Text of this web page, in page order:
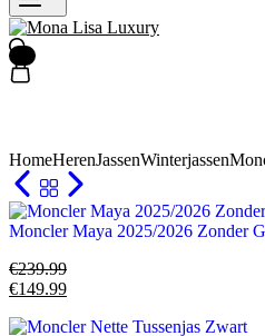
HomeHerenJassenWinterjassen
Moncler Maya 2025/2026 Zonder
€239.99
€149.99